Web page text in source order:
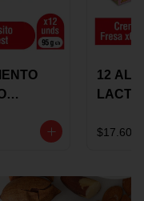
12
$17.600